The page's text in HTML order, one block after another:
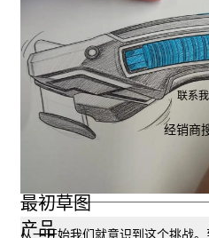
最初草图
从一开始我们就意识到这个挑战
需要定制化方案？
，MARTOR随时为
联系
联系我
经销商
经销商
产品